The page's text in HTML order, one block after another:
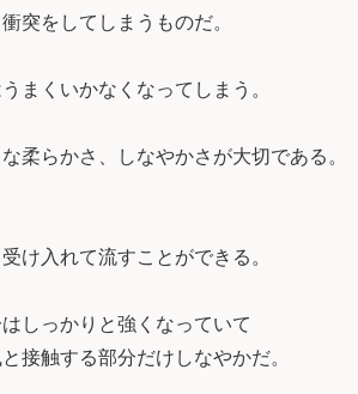
突をしてしまうものだ。
まくいかなくなってしまう。
柔らかさ、しなやかさが大切である。
け入れて流すことができる。
しっかりと強くなっていて
接触する部分だけしなやかだ。